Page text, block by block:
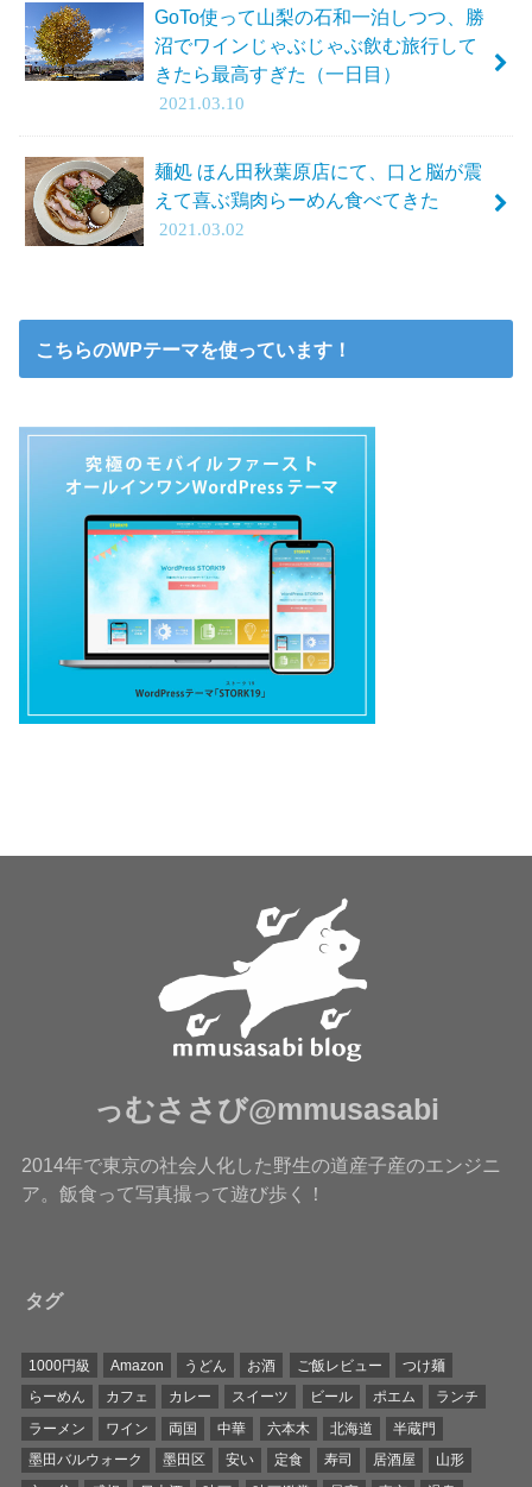
GoTo使って山梨の石和一泊しつつ、勝
沼でワインじゃぶじゃぶ飲む旅行して
きたら最高すぎた（一日目）
2021.03.10
麺処 ほん田秋葉原店にて、口と脳が震
えて喜ぶ鶏肉らーめん食べてきた
2021.03.02
こちらのWPテーマを使っています！
っむささび@mmusasabi
2014年で東京の社会人化した野生の道産子産のエンジニ
ア。飯食って写真撮って遊び歩く！
タグ
1000円級 Amazon うどん お酒 ご飯レビュー
つけ麺
らーめん
カフェ カレー スイーツ ビール ポエム
ランチ
ラーメン
ワイン 両国 中華 六本木 北海道
半蔵門
墨田バルウォーク
墨田区 安い 定食 寿司 居酒屋
山形